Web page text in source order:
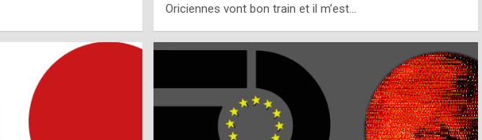
Oriciennes vont bon train et il m’est…